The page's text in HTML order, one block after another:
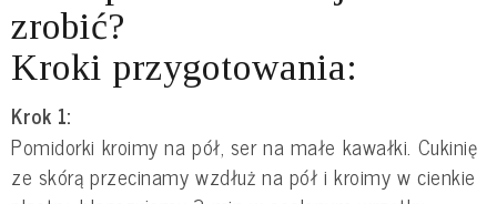
zrobić?
Kroki przygotowania:
Krok 1:
Pomidorki kroimy na pół, ser na małe kawałki. Cukinię
ze skórą przecinamy wzdłuż na pół i kroimy w cienkie